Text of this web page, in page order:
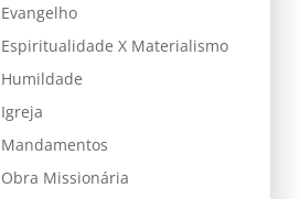
Evangelho
Espiritualidade X Materialismo
Humildade
Igreja
Mandamentos
Obra Missionária